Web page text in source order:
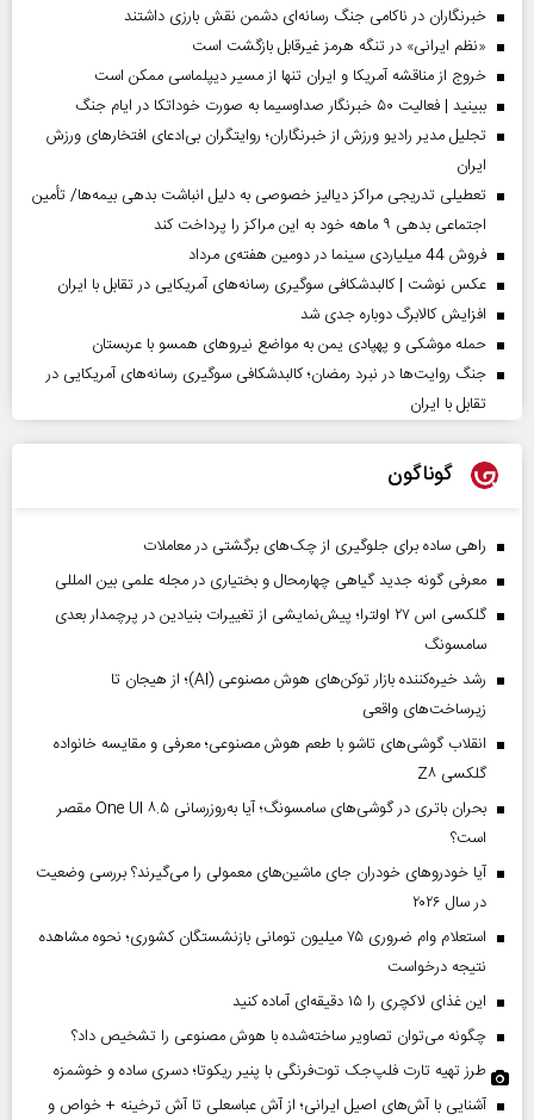
خبرنگاران در ناکامی جنگ رسانه‌ای دشمن نقش بارزی داشتند
«نظم ایرانی» در تنگه هرمز غیرقابل بازگشت است
خروج از مناقشه آمریکا و ایران تنها از مسیر دیپلماسی ممکن است
ببینید | فعالیت ۵۰ خبرنگار صداوسیما به صورت خوداتکا در ایام جنگ
تجلیل مدیر رادیو ورزش از خبرنگاران؛ روایتگران بی‌ادعای افتخارهای ورزش
ایران
تعطیلی تدریجی مراکز دیالیز خصوصی به دلیل انباشت بدهی بیمه‌ها/ تأمین
اجتماعی بدهی ۹ ماهه خود به این مراکز را پرداخت کند
فروش 44 میلیاردی سینما در دومین هفته‌ی مرداد
عکس نوشت | کالبدشکافی سوگیری رسانه‌های آمریکایی در تقابل با ایران
افزایش کالابرگ دوباره جدی شد
حمله موشکی و پهپادی یمن به مواضع نیروهای همسو با عربستان
جنگ روایت‌ها در نبرد رمضان؛ کالبدشکافی سوگیری رسانه‌های آمریکایی در
تقابل با ایران
گوناگون
راهی ساده برای جلوگیری از چک‌های برگشتی در معاملات
معرفی گونه جدید گیاهی چهارمحال و بختیاری در مجله علمی بین المللی
گلکسی اس ۲۷ اولترا؛ پیش‌نمایشی از تغییرات بنیادین در پرچمدار بعدی
سامسونگ
رشد خیره‌کننده بازار توکن‌های هوش مصنوعی (AI)؛ از هیجان تا
زیرساخت‌های واقعی
انقلاب گوشی‌های تاشو‌ با طعم هوش مصنوعی؛ معرفی و مقایسه خانواده
گلکسی Z۸
بحران باتری در گوشی‌های سامسونگ؛ آیا به‌روزرسانی One UI ۸.۵ مقصر
است؟
آیا خودروهای خودران جای ماشین‌های معمولی را می‌گیرند؟ بررسی وضعیت
در سال ۲۰۲۶
استعلام وام ضروری ۷۵ میلیون تومانی بازنشستگان کشوری؛ نحوه مشاهده
نتیجه درخواست
این غذای لاکچری را ۱۵ دقیقه‌ای آماده کنید
چگونه می‌توان تصاویر ساخته‌شده با هوش مصنوعی را تشخیص داد؟
طرز تهیه تارت فلپ‌جک توت‌فرنگی با پنیر ریکوتا؛ دسری ساده و خوشمزه
آشنایی با آش‌های اصیل ایرانی؛ از آش عباسعلی تا آش ترخینه + خواص و